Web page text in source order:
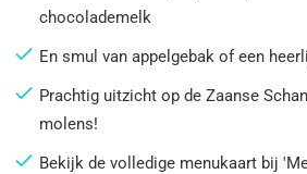
chocolademelk
En smul van appelgebak of een
Prachtig uitzicht op de Zaanse
molens!
Bekijk de volledige menukaart bij